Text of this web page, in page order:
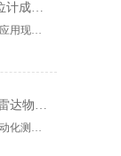
80G雷达液位计成行业主流！国产雷达液位计五大发展趋势解析
本文依托行业应用现状与技术迭代规律，聚焦80G雷达液位计技术升级核心，从高频迭代普及、数字化智能升级、工况专属定制、一体化结构优化、安全合规升级五大维度，深度拆解国产雷达液位计未来发展趋势，贴合工业选型需求与搜索引擎收录规则，为行业技术升级、设备采购改造提供专业参考。
HBRD 导波雷达物位计全面介绍、应用场景及核心优势
在现代工业自动化测控领域，物位监测是生产线稳定运行、仓储管理、工艺调控的重要环节。面对粘稠介质、易结晶物料、低介电常数介质、狭小罐体、强腐蚀工况等复杂测量环境，传统液位、料位仪表常常出现测量不准、卡料、失灵、寿命短等问题。而HBRD导波雷达物位计凭借成熟的技术架构与稳定的实测表现，成为工业现场主流的精密物位测量设备。